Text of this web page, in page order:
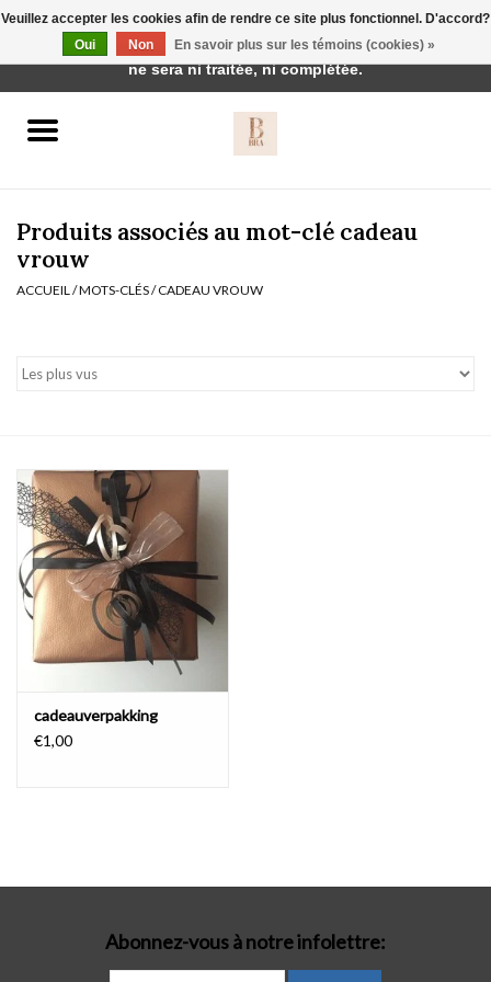
vêtements de nuit
Badmode
Lingerie-accessoires
Cartes-cadeaux
Produits associés au mot-clé cadeau
vrouw
ACCUEIL /MOTS-CLÉS/CADEAU VROUW
cadeauverpakking
€1,00
Abonnez-vous à notre infolettre:
Veuillez accepter les cookies afin de rendre ce site plus fonctionnel. D'accord?
Oui
Non En savoir plus sur les témoins (cookies) »
Cette boutique est en construction. Toute commande passée
ne sera ni traitée, ni complétée.